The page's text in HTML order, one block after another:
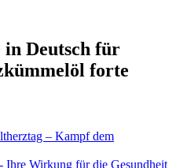
Deutsch für
forte
– Kampf dem
Ihre Wirkung für die Gesundheit